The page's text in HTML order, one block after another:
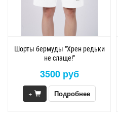
Шорты бермуды "Хрен редьки
не слаще!"
3500 руб
+ Подробнее